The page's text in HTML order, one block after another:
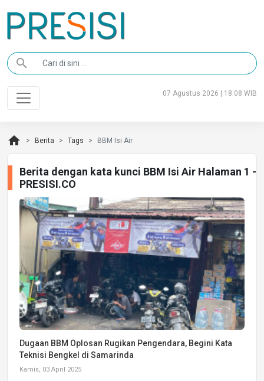
search
07 Agustus 2026 | 18:08 WIB
home Berita Tags BBM Isi Air
Berita dengan kata kunci BBM Isi Air Halaman 1 -
PRESISI.CO
Dugaan BBM Oplosan Rugikan Pengendara, Begini Kata
Teknisi Bengkel di Samarinda
Kamis, 03 April 2025